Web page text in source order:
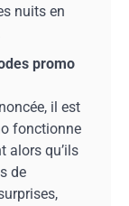
nuits en
promo
il est
fonctionne
alors qu’ils
de